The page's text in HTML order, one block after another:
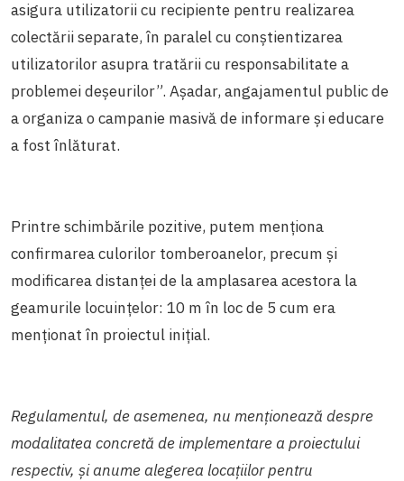
asigura utilizatorii cu recipiente pentru realizarea
colectării separate, în paralel cu conștientizarea
utilizatorilor asupra tratării cu responsabilitate a
problemei deșeurilor”. Așadar, angajamentul public de
a organiza o campanie masivă de informare și educare
a fost înlăturat.
Printre schimbările pozitive, putem menționa
confirmarea culorilor tomberoanelor, precum și
modificarea distanței de la amplasarea acestora la
geamurile locuințelor: 10 m în loc de 5 cum era
menționat în proiectul inițial.
Regulamentul, de asemenea, nu menționează despre
modalitatea concretă de implementare a proiectului
respectiv, și anume alegerea locațiilor pentru